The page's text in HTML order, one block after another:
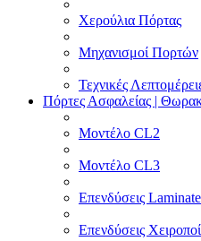
Χερούλια Πόρτας
Μηχανισμοί Πορτών
Τεχνικές
Πόρτες Ασφαλείας |
Μοντέλο CL2
Μοντέλο CL3
Επενδύσεις
Επενδύσεις